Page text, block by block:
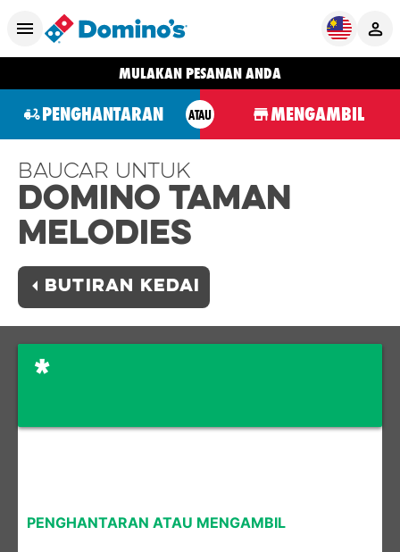
MULAKAN PESANAN ANDA
PENGHANTARAN ATAU MENGAMBIL
Baucar Untuk
Domino TAMAN
MELODIES
BUTIRAN KEDAI
*
PENGHANTARAN ATAU MENGAMBIL